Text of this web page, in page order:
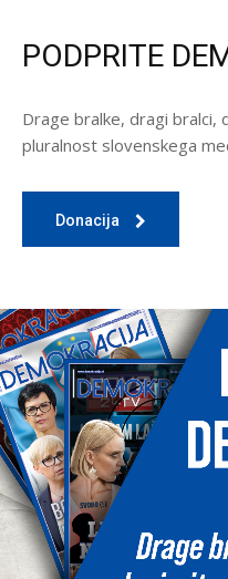
PODPRITE
Drage bralke, dragi bralci,
pluralnost slovenskega
Donacija